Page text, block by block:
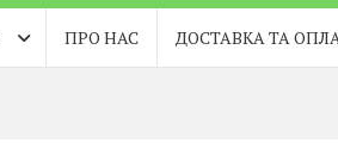
ПРО НАС ДОСТАВКА ТА